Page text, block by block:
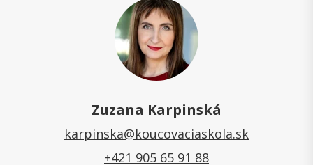
Zuzana Karpinská
karpinska@koucovaciaskola.sk
+421 905 65 91 88